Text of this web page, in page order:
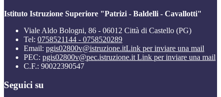
Istituto Istruzione Superiore "Patrizi - Baldelli - Cavallotti"
Viale Aldo Bologni, 86 - 06012 Città di Castello (PG)
Tel: 0758521144 - 0758520289
Email: pgis02800v@istruzione.itLink per inviare una mail
PEC: pgis02800v@pec.istruzione.it Link per inviare una mail
C.F.: 90022390547
Seguici su